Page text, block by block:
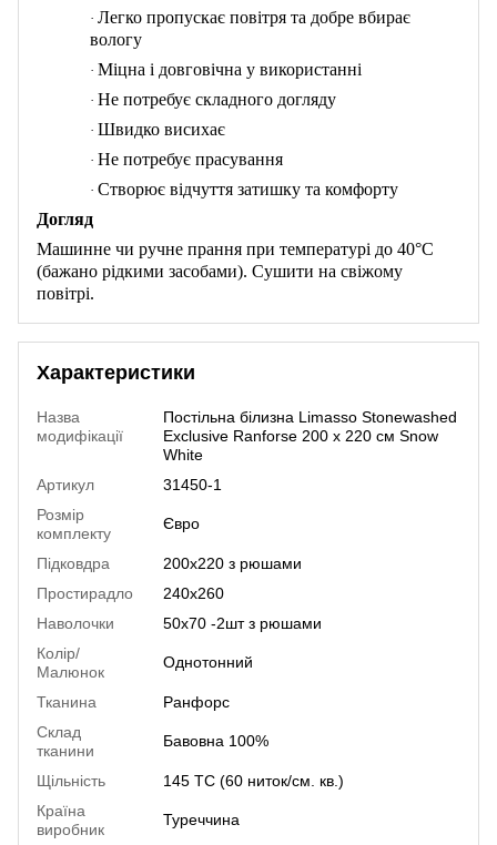
· Легко пропускає повітря та добре вбирає
вологу
· Міцна і довговічна у використанні
· Не потребує складного догляду
· Швидко висихає
· Не потребує прасування
· Створює відчуття затишку та комфорту
Догляд
Машинне чи ручне прання при температурі до 40°C
(бажано рідкими засобами). Сушити на свіжому
повітрі.
Характеристики
Назва
модифікації
Постільна білизна Limasso Stonewashed
Exclusive Ranforse 200 х 220 см Snow
White
Артикул
31450-1
Розмір
комплекту
Євро
Підковдра
200х220 з рюшами
Простирадло
240х260
Наволочки
50х70 -2шт з рюшами
Колір/
Малюнок
Однотонний
Тканина
Ранфорс
Склад
тканини
Бавовна 100%
Щільність
145 TC (60 ниток/см. кв.)
Країна
виробник
Туреччина